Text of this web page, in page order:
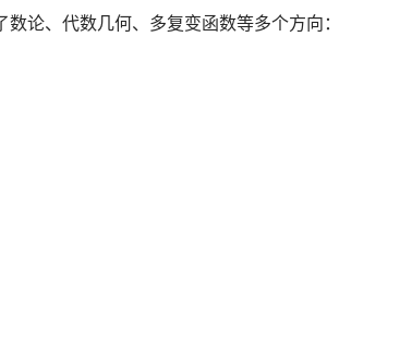
论、代数几何、多复变函数等多个方向：